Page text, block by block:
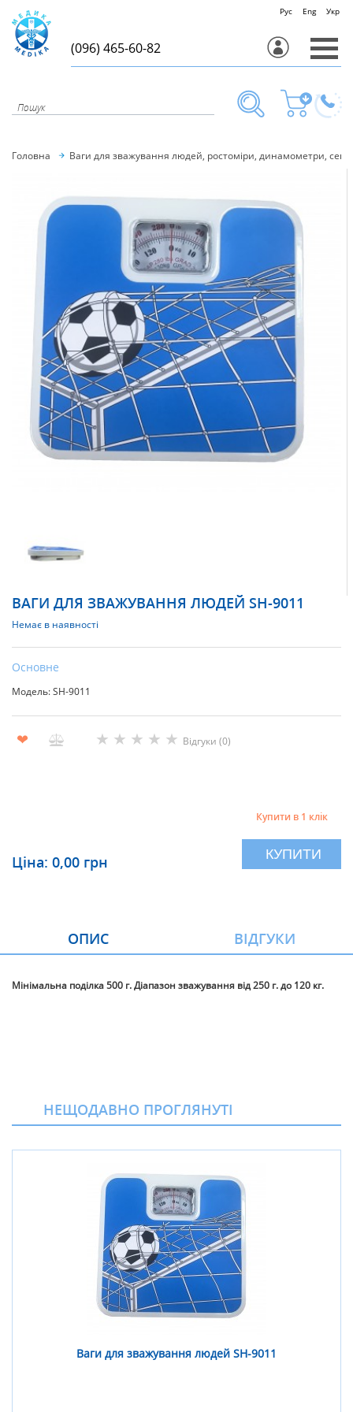
Рус Eng Укр
(096) 465-60-82
Головна Ваги для зважування людей, ростоміри, динамометри,
ВАГИ ДЛЯ ЗВАЖУВАННЯ ЛЮДЕЙ SH-9011
Немає в наявності
Основне
Модель: SH-9011
❤ ★ ★ ★ ★ ★ Відгуки (0)
Ціна: 0,00 грн
Купити в 1 клік
КУПИТИ
ОПИС ВІДГУКИ
Мінімальна поділка 500 г.Діапазон зважування від 250 г. до 120 кг.
НЕЩОДАВНО ПРОГЛЯНУТІ
Ваги для зважування людей SH-9011